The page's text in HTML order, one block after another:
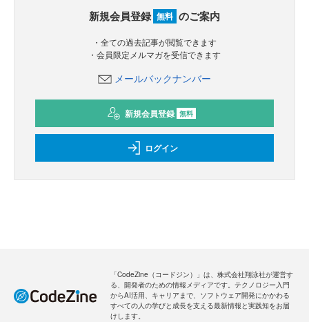
新規会員登録 無料 のご案内
・全ての過去記事が閲覧できます
・会員限定メルマガを受信できます
メールバックナンバー
新規会員登録 無料
ログイン
「CodeZine（コードジン）」は、株式会社翔泳社が運営す
る、開発者のための情報メディアです。テクノロジー入門
からAI活用、キャリアまで、ソフトウェア開発にかかわる
すべての人の学びと成長を支える最新情報と実践知をお届
けします。